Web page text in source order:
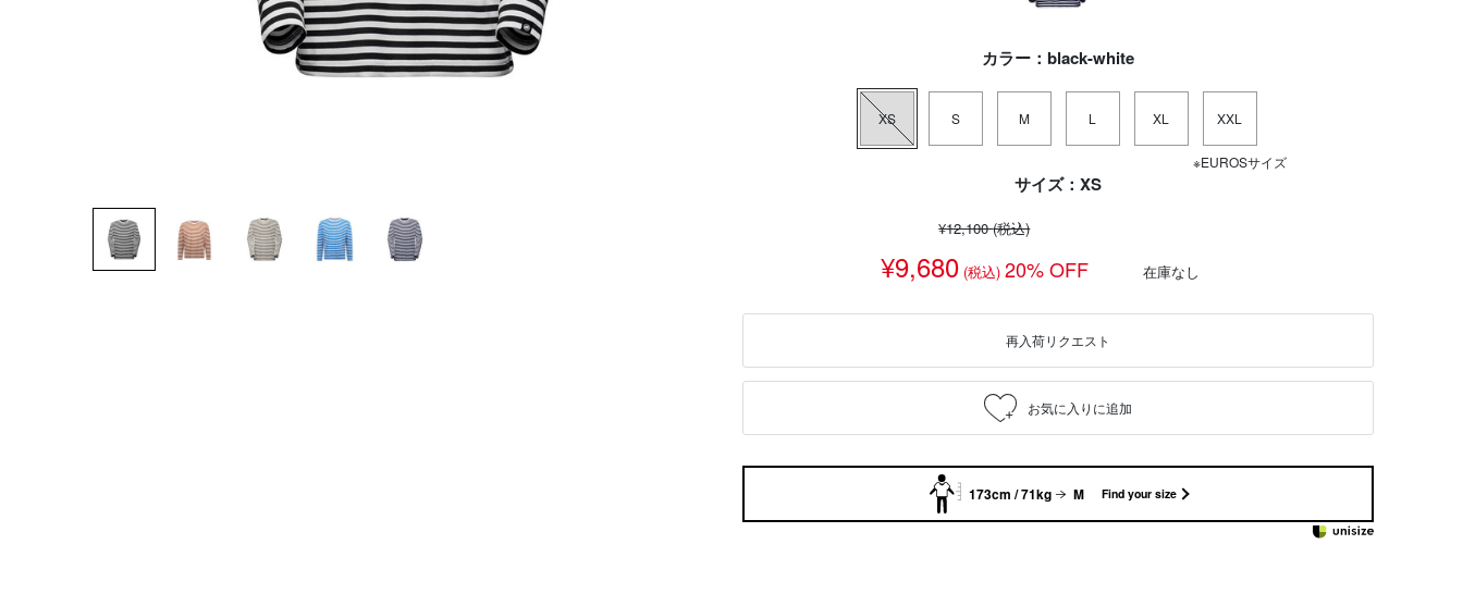
カラー：black-white
XS S M L XL XXL
※EUROSサイズ
サイズ：XS
¥12,100(税込)
¥9,680 (税込) 20% OFF 在庫なし
再入荷リクエスト
173cm / 71kg M Find your size